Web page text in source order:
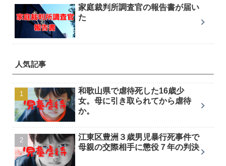
家庭裁判所調査官の報告書が届い
た
人気記事
和歌山県で虐待死した16歳少
女。母に引き取られてから虐待
か。
江東区豊洲３歳男児暴行死事件で
母親の交際相手に懲役７年の判決